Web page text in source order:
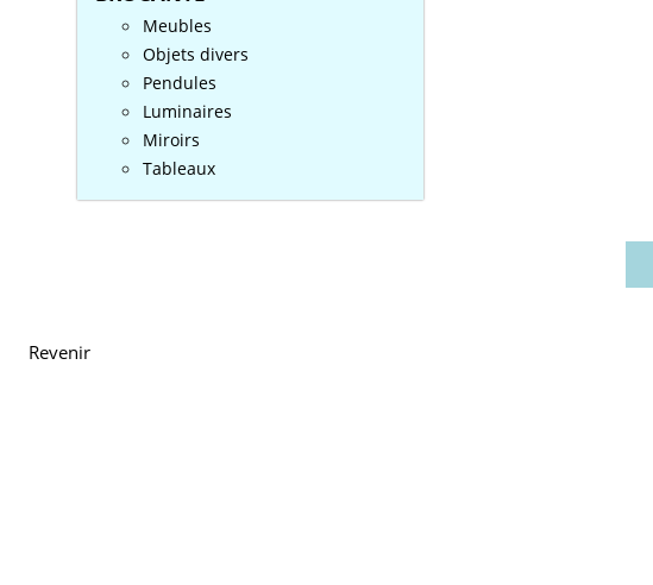
Meubles
Objets divers
Pendules
Luminaires
Miroirs
Tableaux
Revenir